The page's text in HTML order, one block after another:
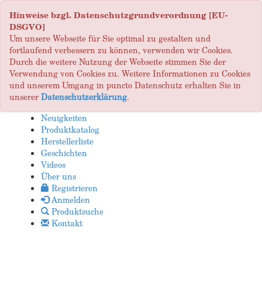
Hinweise bzgl. Datenschutzgrundverordnung [EU-
DSGVO]
Um unsere Webseite für Sie optimal zu gestalten und
fortlaufend verbessern zu können, verwenden wir Cookies.
Durch die weitere Nutzung der Webseite stimmen Sie der
Verwendung von Cookies zu. Weitere Informationen zu Cookies
und unserem Umgang in puncto Datenschutz erhalten Sie in
unsererDatenschutzerklärung.
Neuigkeiten
Produktkatalog
Herstellerliste
Geschichten
Videos
Über uns
Registrieren
Anmelden
Produktsuche
Kontakt